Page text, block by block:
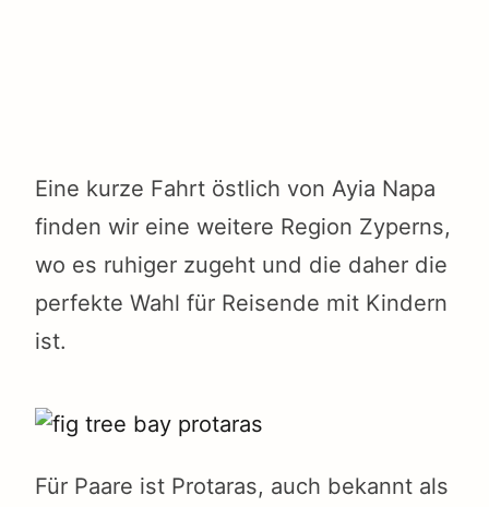
Eine kurze Fahrt östlich von Ayia Napa
finden wir eine weitere Region Zyperns,
wo es ruhiger zugeht und die daher die
perfekte Wahl für Reisende mit Kindern
ist.
Für Paare ist Protaras, auch bekannt als